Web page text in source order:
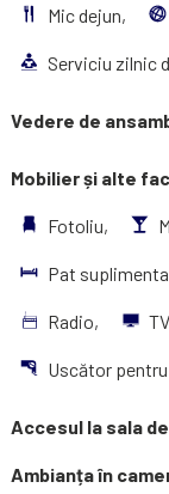
Mic dejun,
Serviciu zilnic
Vedere de
Mobilier și alte
Fotoliu,
Pat
Radio,
Uscător pentru
Accesul la sala
Ambianța în